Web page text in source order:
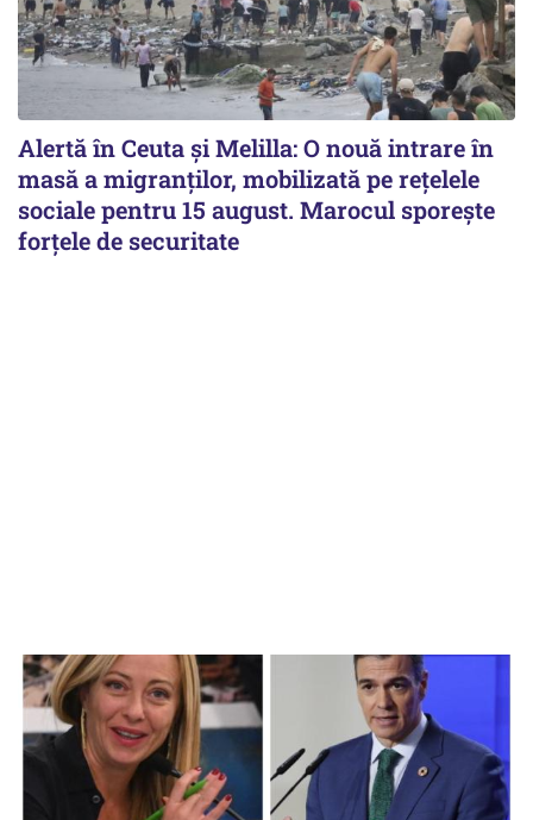
Alertă în Ceuta și Melilla: O nouă intrare în
masă a migranților, mobilizată pe rețelele
sociale pentru 15 august. Marocul sporește
forțele de securitate